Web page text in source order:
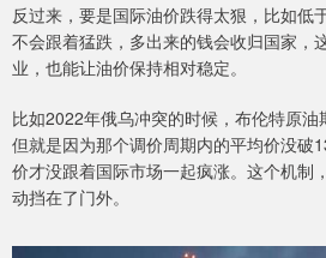
反过来，要是国际油价跌得太狠，比如低
不会跟着猛跌，多出来的钱会收归国家，
业，也能让油价保持相对稳定。
比如2022年俄乌冲突的时候，布伦特原油
但就是因为那个调价周期内的平均价没破
价才没跟着国际市场一起疯涨。这个机制
动挡在了门外。